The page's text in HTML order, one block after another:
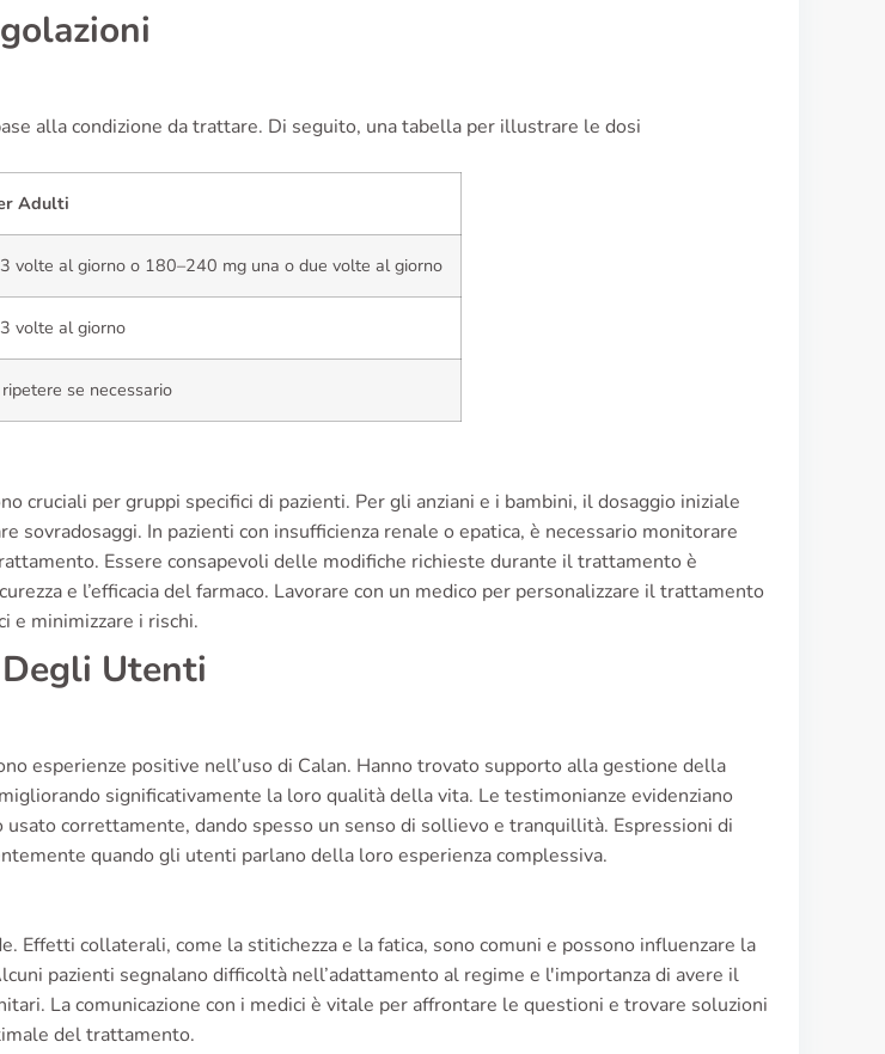
alla condizione da trattare. Di seguito, una tabella per illustrare le dosi
Adulti
volte al giorno o 180–240 mg una o due volte al giorno
volte al giorno
se necessario
cruciali per gruppi specifici di pazienti. Per gli anziani e i bambini, il dosaggio iniziale
sovradosaggi. In pazienti con insufficienza renale o epatica, è necessario monitorare
Essere consapevoli delle modifiche richieste durante il trattamento è
e l’efficacia del farmaco. Lavorare con un medico per personalizzare il trattamento
e minimizzare i rischi.
Utenti
esperienze positive nell’uso di Calan. Hanno trovato supporto alla gestione della
significativamente la loro qualità della vita. Le testimonianze evidenziano
usato correttamente, dando spesso un senso di sollievo e tranquillità. Espressioni di
quando gli utenti parlano della loro esperienza complessiva.
Effetti collaterali, come la stitichezza e la fatica, sono comuni e possono influenzare la
pazienti segnalano difficoltà nell’adattamento al regime e l'importanza di avere il
La comunicazione con i medici è vitale per affrontare le questioni e trovare soluzioni
del trattamento.